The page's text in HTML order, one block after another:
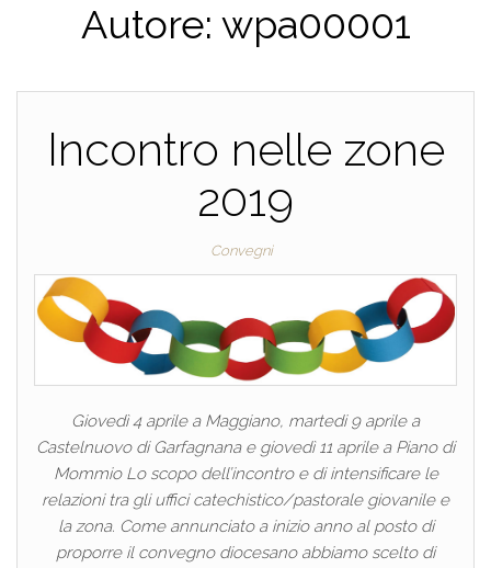
Autore: wpa00001
Incontro nelle zone
2019
Convegni
Giovedì 4 aprile a Maggiano, martedi 9 aprile a
Castelnuovo di Garfagnana e giovedì 11 aprile a Piano di
Mommio Lo scopo dell’incontro e di intensificare le
relazioni tra gli uffici catechistico/pastorale giovanile e
la zona. Come annunciato a inizio anno al posto di
proporre il convegno diocesano abbiamo scelto di